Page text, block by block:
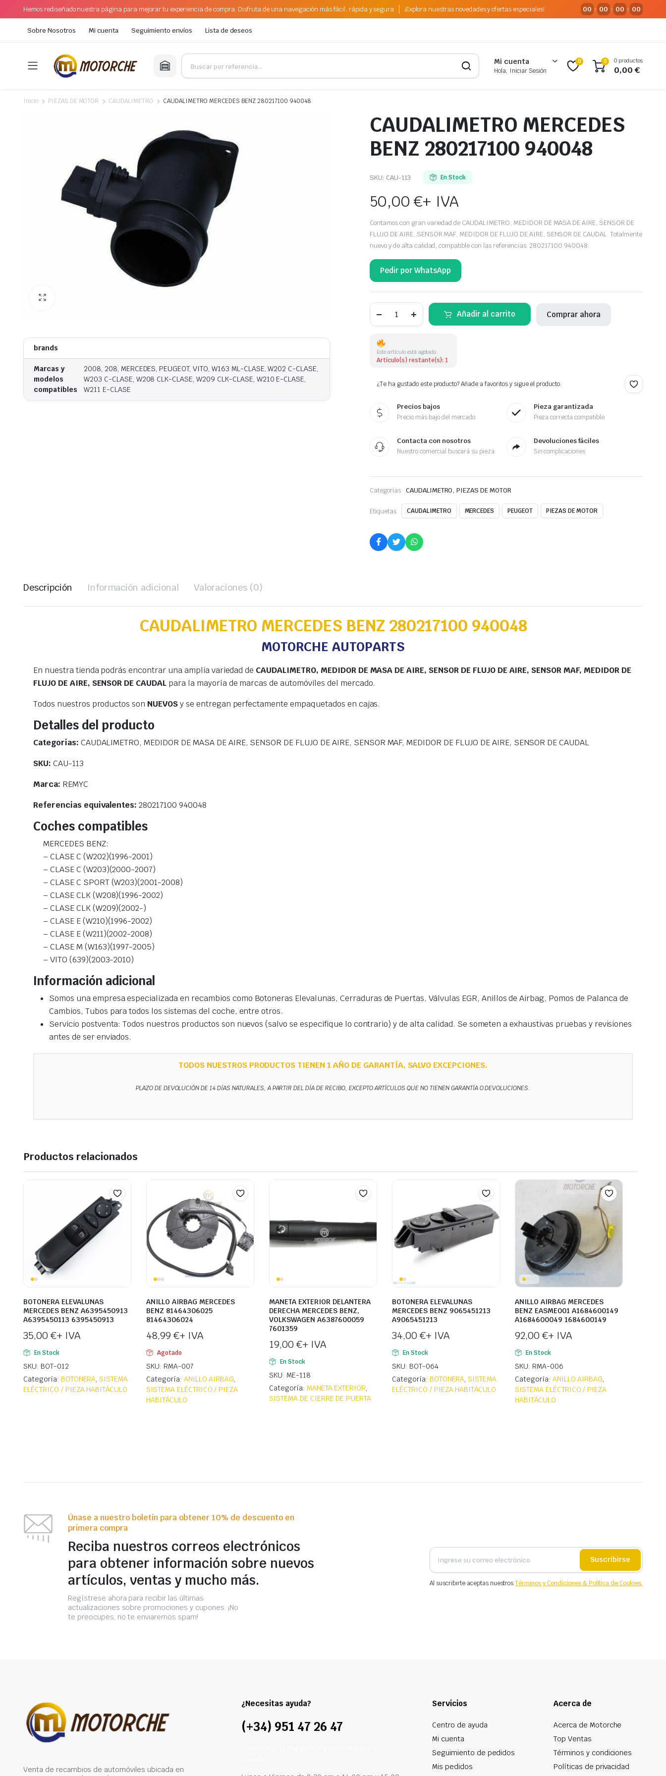
Hemos rediseñado nuestra página para mejorar tu experiencia de compra. Disfruta de una navegación más fácil, rápida y segura ¡Explora nuestras novedades y ofertas especiales! 00 : 00 : 00 : 00
Sobre Nosotros Mi cuenta Seguimiento envíos Lista de deseos
Mi cuenta
Hola, Iniciar Sesión
0 0 0 productos
0,00€
Inicio PIEZAS DE MOTOR CAUDALIMETRO CAUDALIMETRO MERCEDES BENZ 280217100 940048
brands
Marcas y
modelos
compatibles
2008, 208, MERCEDES, PEUGEOT, VITO, W163 ML-CLASE, W202 C-CLASE,
W203 C-CLASE, W208 CLK-CLASE, W209 CLK-CLASE, W210 E-CLASE,
W211 E-CLASE
CAUDALIMETRO MERCEDES
BENZ 280217100 940048
SKU: CAU-113 En Stock
50,00€+ IVA
Contamos con gran variedad de CAUDALIMETRO, MEDIDOR DE MASA DE AIRE, SENSOR DE
FLUJO DE AIRE, SENSOR MAF, MEDIDOR DE FLUJO DE AIRE, SENSOR DE CAUDAL. Totalmente
nuevo y de alta calidad, compatible con las referencias: 280217100 940048.
Pedir por WhatsApp
CAUDALIMETRO
MERCEDES
cantidad
Añadir al carrito Comprar ahora
Este artículo está agotado.
Artículo(s) restante(s): 1
¿Te ha gustado este producto? Añade a favoritos y sigue el producto.
Precios bajos
Precio más bajo del mercado
Pieza garantizada
Pieza correcta compatible
Contacta con nosotros
Nuestro comercial buscará su pieza
Devoluciones fáciles
Sin complicaciones
Categorías: CAUDALIMETRO, PIEZAS DE MOTOR
Etiquetas: CAUDALIMETRO MERCEDES PEUGEOT PIEZAS DE MOTOR
Descripción Información adicional Valoraciones (0)
CAUDALIMETRO MERCEDES BENZ 280217100 940048
MOTORCHE AUTOPARTS
En nuestra tienda podrás encontrar una amplia variedad de CAUDALIMETRO, MEDIDOR DE MASA DE AIRE, SENSOR DE FLUJO DE AIRE, SENSOR MAF, MEDIDOR DE
FLUJO DE AIRE, SENSOR DE CAUDAL para la mayoría de marcas de automóviles del mercado.
Todos nuestros productos son NUEVOSy se entregan perfectamente empaquetados en cajas.
Detalles del producto
Categorias: CAUDALIMETRO, MEDIDOR DE MASA DE AIRE, SENSOR DE FLUJO DE AIRE, SENSOR MAF, MEDIDOR DE FLUJO DE AIRE, SENSOR DE CAUDAL
SKU: CAU-113
Marca: REMYC
Referencias equivalentes:280217100 940048
Coches compatibles
MERCEDES BENZ:
– CLASE C (W202)(1996-2001)
– CLASE C (W203)(2000-2007)
– CLASE C SPORT (W203)(2001-2008)
– CLASE CLK (W208)(1996-2002)
– CLASE CLK (W209)(2002-)
– CLASE E (W210)(1996-2002)
– CLASE E (W211)(2002-2008)
– CLASE M (W163)(1997-2005)
– VITO (639)(2003-2010)
Información adicional
Somos una empresa especializada en recambios como Botoneras Elevalunas, Cerraduras de Puertas, Válvulas EGR, Anillos de Airbag, Pomos de Palanca de
Cambios, Tubos para todos los sistemas del coche, entre otros.
Servicio postventa: Todos nuestros productos son nuevos (salvo se especifique lo contrario) y de alta calidad. Se someten a exhaustivas pruebas y revisiones
antes de ser enviados.
TODOS NUESTROS PRODUCTOS TIENEN 1 AÑO DE GARANTÍA, SALVO EXCEPCIONES.
PLAZO DE DEVOLUCIÓN DE 14 DÍAS NATURALES, A PARTIR DEL DÍA DE RECIBO, EXCEPTO ARTÍCULOS QUE NO TIENEN GARANTÍA O DEVOLUCIONES.
Productos relacionados
BOTONERA ELEVALUNAS
MERCEDES BENZ A6395450913
A6395450113 6395450913
35,00 €+ IVA
En Stock
SKU: BOT-012
Categoría: BOTONERA,SISTEMA
ELÉCTRICO / PIEZA HABITÁCULO
ANILLO AIRBAG MERCEDES
BENZ 81464306025
81464306024
48,99 €+ IVA
Agotado
SKU: RMA-007
Categoría: ANILLO AIRBAG,
SISTEMA ELÉCTRICO / PIEZA
HABITÁCULO
MANETA EXTERIOR DELANTERA
DERECHA MERCEDES BENZ,
VOLKSWAGEN A6387600059
7601359
19,00 €+ IVA
En Stock
SKU: ME-118
Categoría: MANETA EXTERIOR,
SISTEMA DE CIERRE DE PUERTA
BOTONERA ELEVALUNAS
MERCEDES BENZ 9065451213
A9065451213
34,00 €+ IVA
En Stock
SKU: BOT-064
Categoría: BOTONERA,SISTEMA
ELÉCTRICO / PIEZA HABITÁCULO
ANILLO AIRBAG MERCEDES
BENZ EASME001 A1684600149
A1684600049 1684600149
92,00 €+ IVA
En Stock
SKU: RMA-006
Categoría: ANILLO AIRBAG,
SISTEMA ELÉCTRICO / PIEZA
HABITÁCULO
Únase a nuestro boletín para obtener 10% de descuento en
primera compra
Reciba nuestros correos electrónicos
para obtener información sobre nuevos
artículos, ventas y mucho más.
Regístrese ahora para recibir las últimas
actualizaciones sobre promociones y cupones. ¡No
te preocupes, no te enviaremos spam!
Suscribirse
Al suscribirte aceptas nuestrosTérminos y Condiciones & Política de Cookies.
Venta de recambios de automóviles ubicada en
¿Necesitas ayuda?
(+34) 951 47 26 47
Servicios
Centro de ayuda
Mi cuenta
Seguimiento de pedidos
Mis pedidos
Acerca de
Acerca de Motorche
Top Ventas
Términos y condiciones
Políticas de privacidad